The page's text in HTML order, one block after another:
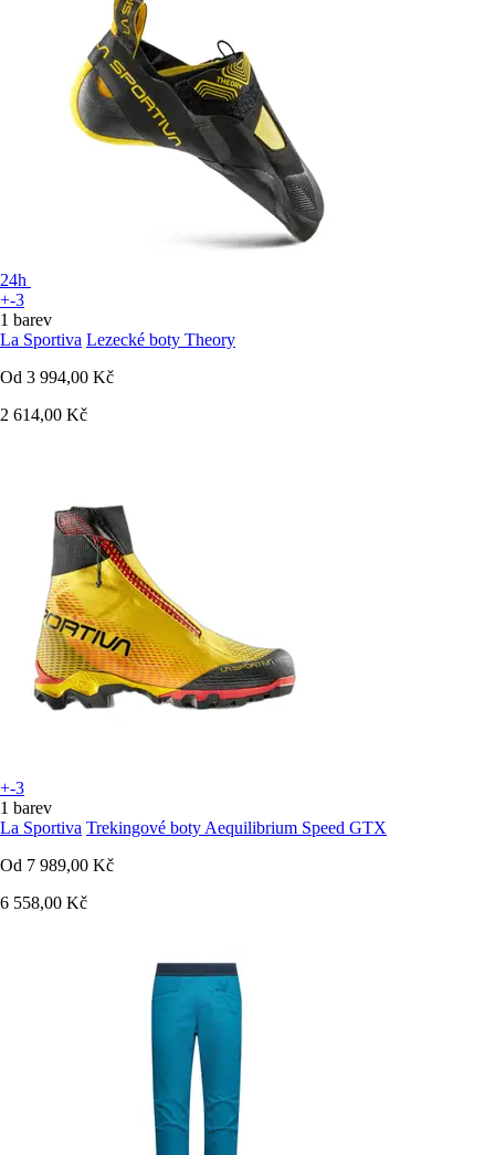
24h
+-3
1 barev
La Sportiva Lezecké boty Theory
Od 3 994,00 Kč
2 614,00 Kč
+-3
1 barev
La Sportiva Trekingové boty Aequilibrium Speed GTX
Od 7 989,00 Kč
6 558,00 Kč